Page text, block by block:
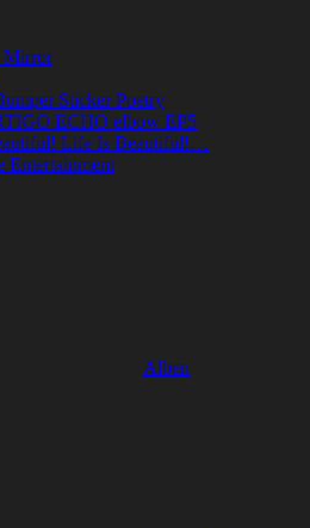
Mirror
Sticker Poetry
ECHO elbow EP5
Life Is Beautiful!…
Entertainment
Alben